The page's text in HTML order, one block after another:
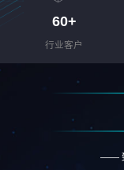
60+
行业客户
——